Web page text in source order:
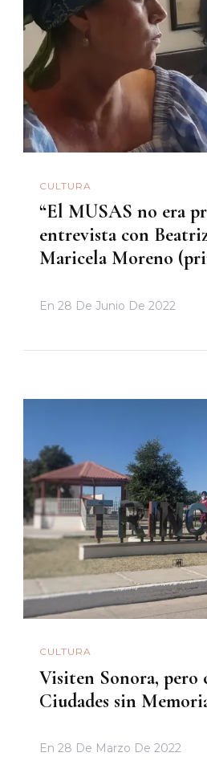
CULTURA
“El MUSAS no era
entrevista con
Maricela Moreno
En 28 De Junio De 2022
CULTURA
Visiten Sonora, pero
Ciudades sin
En 28 De Marzo De 2022